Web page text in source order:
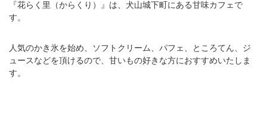
『花らく里（からくり）』は、犬山城下町にある甘味カフェで
す。
人気のかき氷を始め、ソフトクリーム、パフェ、ところてん、ジ
ュースなどを頂けるので、甘いもの好きな方におすすめいたしま
す。